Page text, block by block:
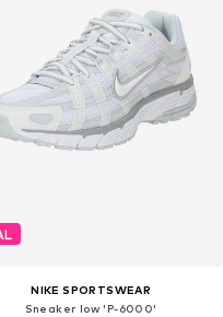
NIKE SPORTSWEAR
Sneaker low 'P-6000'